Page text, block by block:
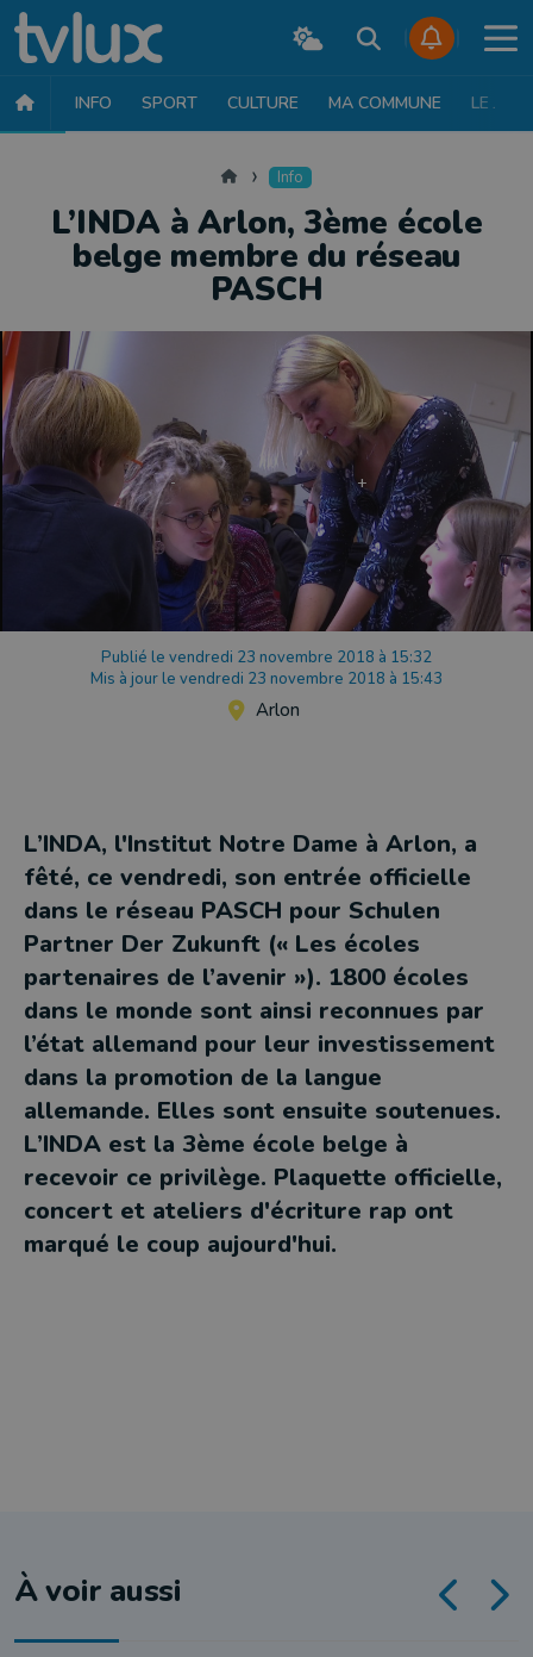
INFO SPORT CULTURE MA COMMUNE LE JT
Accueil Info
L’INDA à Arlon, 3ème école
belge membre du réseau
PASCH
Publié le vendredi 23 novembre 2018 à 15:32
Mis à jour le vendredi 23 novembre 2018 à 15:43
Arlon
L’INDA, l'Institut Notre Dame à Arlon, a
fêté, ce vendredi, son entrée officielle
dans le réseau PASCH pour Schulen
Partner Der Zukunft (« Les écoles
partenaires de l’avenir »). 1800 écoles
dans le monde sont ainsi reconnues par
l’état allemand pour leur investissement
dans la promotion de la langue
allemande. Elles sont ensuite soutenues.
L’INDA est la 3ème école belge à
recevoir ce privilège. Plaquette officielle,
concert et ateliers d'écriture rap ont
marqué le coup aujourd'hui.
À voir aussi